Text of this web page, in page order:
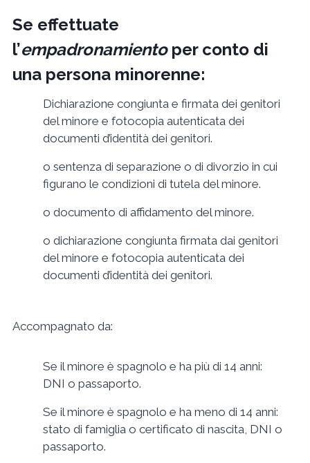
Se effettuate
l’empadronamientoper conto di
una persona minorenne:
Dichiarazione congiunta e firmata dei genitori
del minore e fotocopia autenticata dei
documenti d’identità dei genitori.
o sentenza di separazione o di divorzio in cui
figurano le condizioni di tutela del minore.
o documento di affidamento del minore.
o dichiarazione congiunta firmata dai genitori
del minore e fotocopia autenticata dei
documenti d’identità dei genitori.
Accompagnato da:
Se il minore è spagnolo e ha più di 14 anni:
DNI o passaporto.
Se il minore è spagnolo e ha meno di 14 anni:
stato di famiglia o certificato di nascita, DNI o
passaporto.